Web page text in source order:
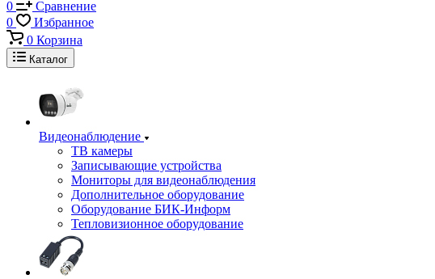
0
Сравнение
0
Избранное
0 Корзина
Каталог
Видеонаблюдение
ТВ камеры
Записывающие устройства
Мониторы для видеонаблюдения
Дополнительное оборудование
Оборудование БИК-Информ
Тепловизионное оборудование